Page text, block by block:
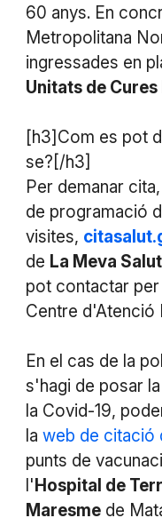
60 anys. En
Metropolitana
ingressades en
Unitats de
[h3]Com es pot
se?[/h3]
Per demanar
de programació
visites,
de La Meva Salut
pot contactar per
Centre d'Atenció
En el cas de la
s'hagi de posar
la Covid-19,
la web de citació
punts de
l' Hospital de
Maresmede